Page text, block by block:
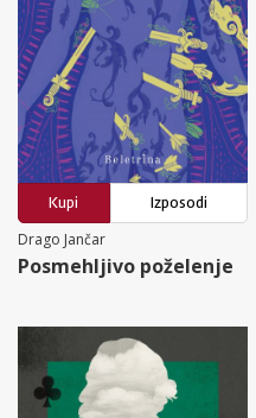
Kupi
Izposodi
Drago Jančar
Posmehljivo poželenje